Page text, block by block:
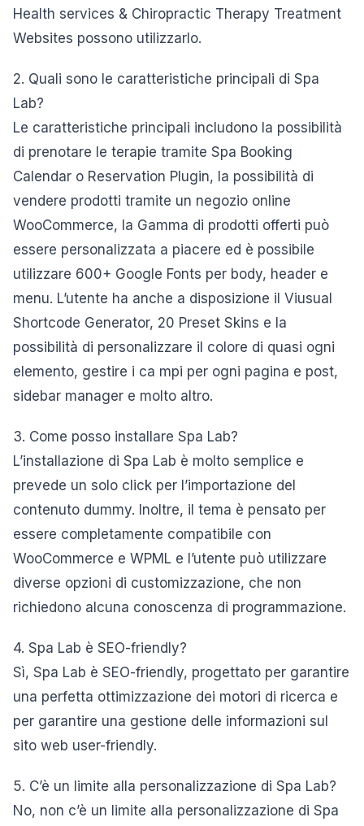
Health services & Chiropractic Therapy Treatment
Websites possono utilizzarlo.
2. Quali sono le caratteristiche principali di Spa
Lab?
Le caratteristiche principali includono la possibilità
di prenotare le terapie tramite Spa Booking
Calendar o Reservation Plugin, la possibilità di
vendere prodotti tramite un negozio online
WooCommerce, la Gamma di prodotti offerti può
essere personalizzata a piacere ed è possibile
utilizzare 600+ Google Fonts per body, header e
menu. L’utente ha anche a disposizione il Viusual
Shortcode Generator, 20 Preset Skins e la
possibilità di personalizzare il colore di quasi ogni
elemento, gestire i ca mpi per ogni pagina e post,
sidebar manager e molto altro.
3. Come posso installare Spa Lab?
L’installazione di Spa Lab è molto semplice e
prevede un solo click per l’importazione del
contenuto dummy. Inoltre, il tema è pensato per
essere completamente compatibile con
WooCommerce e WPML e l’utente può utilizzare
diverse opzioni di customizzazione, che non
richiedono alcuna conoscenza di programmazione.
4. Spa Lab è SEO-friendly?
Sì, Spa Lab è SEO-friendly, progettato per garantire
una perfetta ottimizzazione dei motori di ricerca e
per garantire una gestione delle informazioni sul
sito web user-friendly.
5. C’è un limite alla personalizzazione di Spa Lab?
No, non c’è un limite alla personalizzazione di Spa